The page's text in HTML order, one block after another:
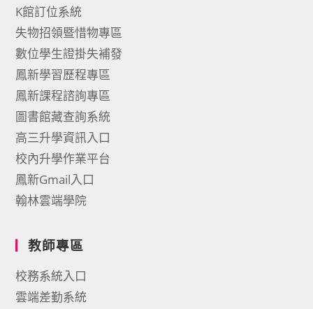
K館訂位系統
失物招領暨惜物專區
數位學生證掛失補發
鳳新學習歷程專區
鳳新課程諮詢專區
圖書館藏查詢系統
高三升學資訊入口
校內升學作業平台
鳳新Gmail入口
翰林雲端學院
教師專區
校務系統入口
雲端差勤系統